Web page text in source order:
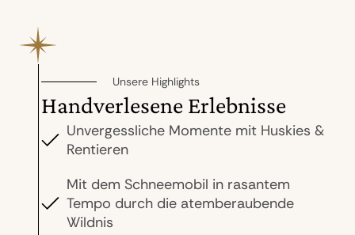
Unsere Highlights
Handverlesene Erlebnisse
Unvergessliche Momente mit Huskies &
Rentieren
Mit dem Schneemobil in rasantem
Tempo durch die atemberaubende
Wildnis